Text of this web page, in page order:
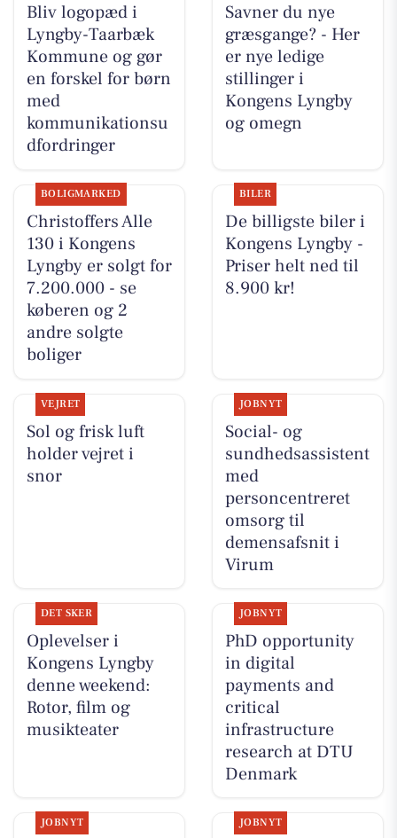
Bliv logopæd i
Lyngby-Taarbæk
Kommune og gør
en forskel for børn
med
kommunikationsu
dfordringer
Savner du nye
græsgange? - Her
er nye ledige
stillinger i
Kongens Lyngby
og omegn
BOLIGMARKED
Christoffers Alle
130 i Kongens
Lyngby er solgt for
7.200.000 - se
køberen og 2
andre solgte
boliger
BILER
De billigste biler i
Kongens Lyngby -
Priser helt ned til
8.900 kr!
VEJRET
Sol og frisk luft
holder vejret i
snor
JOBNYT
Social- og
sundhedsassistent
med
personcentreret
omsorg til
demensafsnit i
Virum
DET SKER
Oplevelser i
Kongens Lyngby
denne weekend:
Rotor, film og
musikteater
JOBNYT
PhD opportunity
in digital
payments and
critical
infrastructure
research at DTU
Denmark
JOBNYT JOBNYT